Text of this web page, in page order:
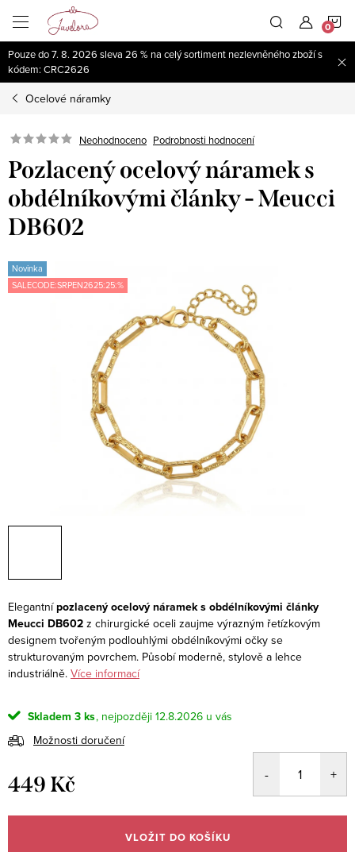
obsah
Pouze do 7. 8. 2026 sleva 26 % na celý sortiment nezlevněného zboží s
kódem: CRC2626
Ocelové náramky
Neohodnoceno Podrobnosti hodnocení
Pozlacený ocelový náramek s
obdélníkovými články - Meucci
DB602
Novinka
SALECODE:SRPEN2625:25:%
Elegantnípozlacený ocelový náramek s obdélníkovými články
Meucci DB602 z chirurgické oceli zaujme výrazným řetízkovým
designem tvořeným podlouhlými obdélníkovými očky se
strukturovaným povrchem. Působí moderně, stylově a lehce
industriálně. Více informací
Skladem 3 ks
12.8.2026
Možnosti doručení
449 Kč
cena:
VLOŽIT DO KOŠÍKU